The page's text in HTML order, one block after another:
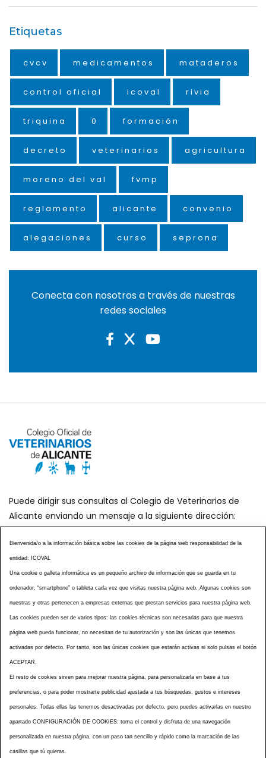
Etiquetas
cvcv medicamentos mataderos
control oficial icoval rivia
triquina 0 formación
decreto veterinarios agricultura
moreno del val fvmp
reglamento alicante convenio
alegaciones curso seprona
Conecta con nosotros a través de nuestras
redes sociales
Puede dirigir sus consultas al Colegio de Veterinarios de
Alicante enviando un mensaje a la siguiente dirección:
secretaria@icoval.org
¿SABÍAS QUÉ?
TABLÓN ANUNCIOS
CURSOS Y EVENTOS
TÉRMINOS Y CONDICIONES
ESPECIAL COVID 19
HISTORIA DE LA PROFESIÓN VETERINARIA ALICANTINA
NOTICIAS
ACCESIBILIDAD
AVISO LEGAL
POLÍTICA PRIVACIDAD
POLÍTICA DE COOKIES
NOTICIAS ICOVAL
NOTICIAS OCV
Bienvenida/o a la información básica sobre las cookies de la página web responsabilidad de la
entidad: ICOVAL
Una cookie o galleta informática es un pequeño archivo de información que se guarda en tu
ordenador, “smartphone” o tableta cada vez que visitas nuestra página web. Algunas cookies son
nuestras y otras pertenecen a empresas externas que prestan servicios para nuestra página web.
Las cookies pueden ser de varios tipos: las cookies técnicas son necesarias para que nuestra
página web pueda funcionar, no necesitan de tu autorización y son las únicas que tenemos
activadas por defecto. Por tanto, son las únicas cookies que estarán activas si solo pulsas el botón
ACEPTAR.
El resto de cookies sirven para mejorar nuestra página, para personalizarla en base a tus
preferencias, o para poder mostrarte publicidad ajustada a tus búsquedas, gustos e intereses
personales. Todas ellas las tenemos desactivadas por defecto, pero puedes activarlas en nuestro
apartado CONFIGURACIÓN DE COOKIES: toma el control y disfruta de una navegación
personalizada en nuestra página, con un paso tan sencillo y rápido como la marcación de las
casillas que tú quieras.